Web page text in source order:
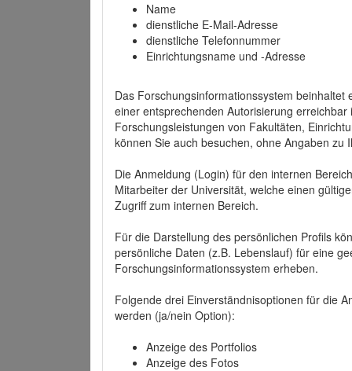
Name
dienstliche E-Mail-Adresse
dienstliche Telefonnummer
Einrichtungsname und -Adresse
Das Forschungsinformationssystem beinhaltet
einer entsprechenden Autorisierung
Forschungsleistungen von Fakultäten,
können Sie auch besuchen, ohne Angaben zu
Die Anmeldung (Login) für den internen
Mitarbeiter der Universität, welche einen
Zugriff zum internen Bereich.
Für die Darstellung des persönlichen Profils
persönliche Daten (z.B. Lebenslauf) für eine
Forschungsinformationssystem erheben.
Folgende drei Einverständnisoptionen für die
werden (ja/nein Option):
Anzeige des Portfolios
Anzeige des Fotos